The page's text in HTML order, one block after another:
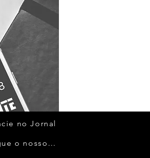
no Jornal
Alugue o nosso espaço